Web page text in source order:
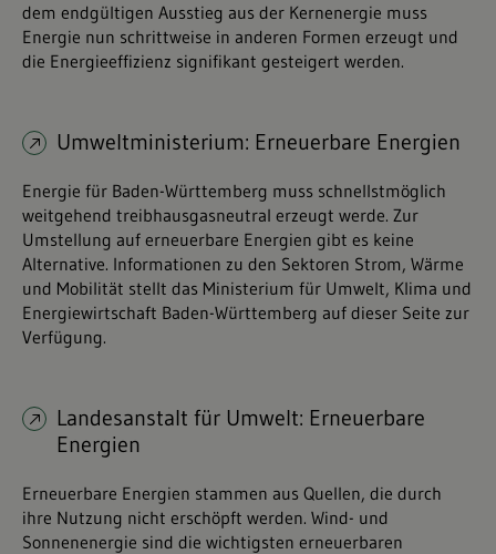
dem endgültigen Ausstieg aus der Kernenergie muss
Energie nun schrittweise in anderen Formen erzeugt und
die Energieeffizienz signifikant gesteigert werden.
Umweltministerium: Erneuerbare Energien
Energie für Baden-Württemberg muss schnellstmöglich
weitgehend treibhausgasneutral erzeugt werde. Zur
Umstellung auf erneuerbare Energien gibt es keine
Alternative. Informationen zu den Sektoren Strom, Wärme
und Mobilität stellt das Ministerium für Umwelt, Klima und
Energiewirtschaft Baden-Württemberg auf dieser Seite zur
Verfügung.
Landesanstalt für Umwelt: Erneuerbare
Energien
Erneuerbare Energien stammen aus Quellen, die durch
ihre Nutzung nicht erschöpft werden. Wind- und
Sonnenenergie sind die wichtigsten erneuerbaren